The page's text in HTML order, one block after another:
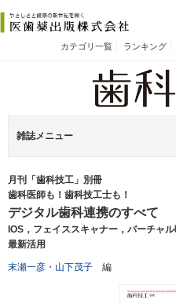
カテゴリ一覧 ランキング
雑誌メニュー
月刊「歯科技工」別冊
歯科医師も！歯科技工士も！
デジタル歯科連携のすべて
IOS，フェイススキャナー，バーチャ
最新活用
末瀬一彦 ・ 山下茂子 編